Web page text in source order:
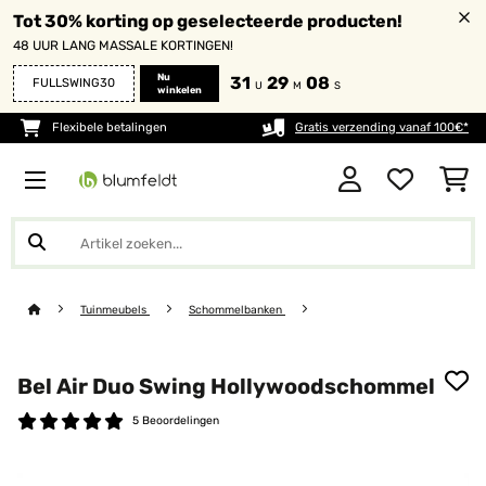
Tot 30% korting op geselecteerde producten!
48 UUR LANG MASSALE KORTINGEN!
FULLSWING30
Nu
winkelen
31 U 29 M 08 S
Flexibele betalingen Gratis verzending vanaf 100€*
Tuinmeubels Schommelbanken
Bel Air Duo Swing Hollywoodschommel
5 Beoordelingen